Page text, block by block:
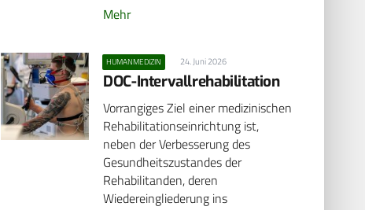
Mehr
HUMANMEDIZIN 24. Juni 2026
DOC-Intervallrehabilitation
Vorrangiges Ziel einer medizinischen
Rehabilitationseinrichtung ist,
neben der Verbesserung des
Gesundheitszustandes der
Rehabilitanden, deren
Wiedereingliederung ins